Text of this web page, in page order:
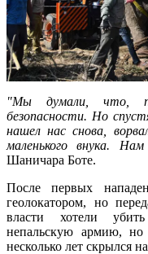
"Мы думали, что,
безопасности. Но
нашел нас снова,
маленького внука.
Шаничара Боте.
После первых
геолокатором, но
власти хотели
непальскую армию,
несколько лет скрылся